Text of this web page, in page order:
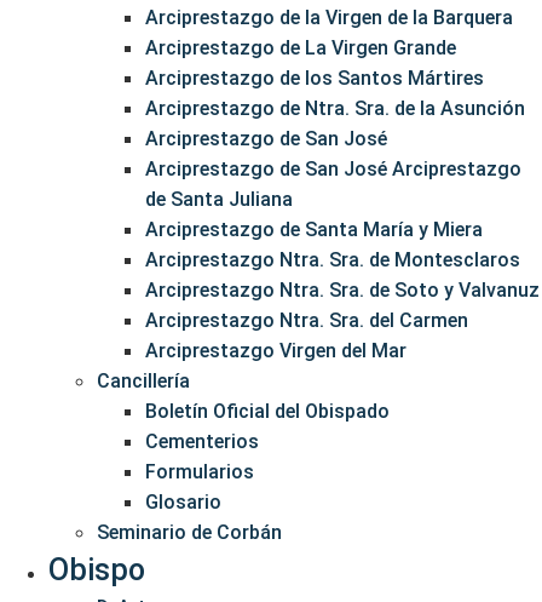
Arciprestazgo de la Virgen de la Barquera
Arciprestazgo de La Virgen Grande
Arciprestazgo de los Santos Mártires
Arciprestazgo de Ntra. Sra. de la Asunción
Arciprestazgo de San José
Arciprestazgo de San José Arciprestazgo
de Santa Juliana
Arciprestazgo de Santa María y Miera
Arciprestazgo Ntra. Sra. de Montesclaros
Arciprestazgo Ntra. Sra. de Soto y Valvanuz
Arciprestazgo Ntra. Sra. del Carmen
Arciprestazgo Virgen del Mar
Cancillería
Boletín Oficial del Obispado
Cementerios
Formularios
Glosario
Seminario de Corbán
Obispo